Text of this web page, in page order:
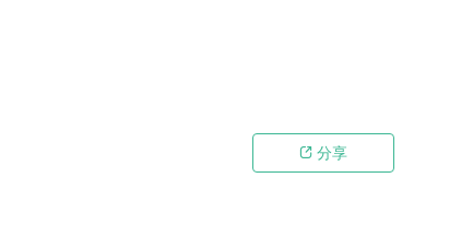
 分享